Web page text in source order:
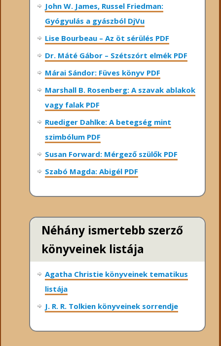
John W. James, Russel Friedman:
Gyógyulás a gyászból DjVu
Lise Bourbeau – Az öt sérülés PDF
Dr. Máté Gábor – Szétszórt elmék PDF
Márai Sándor: Füves könyv PDF
Marshall B. Rosenberg: A szavak ablakok
vagy falak PDF
Ruediger Dahlke: A betegség mint
szimbólum PDF
Susan Forward: Mérgező szülők PDF
Szabó Magda: Abigél PDF
Néhány ismertebb szerző
könyveinek listája
Agatha Christie könyveinek tematikus
listája
J. R. R. Tolkien könyveinek sorrendje